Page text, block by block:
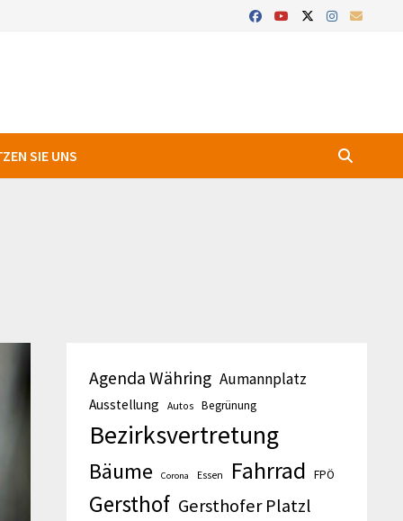
SIE UNS
Agenda Währing Aumannplatz
Ausstellung Autos Begrünung
Bezirksvertretung
Bäume Corona Essen Fahrrad FPÖ
Gersthof Gersthofer Platzl